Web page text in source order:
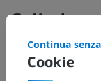
Galleria
Cookie
Continua